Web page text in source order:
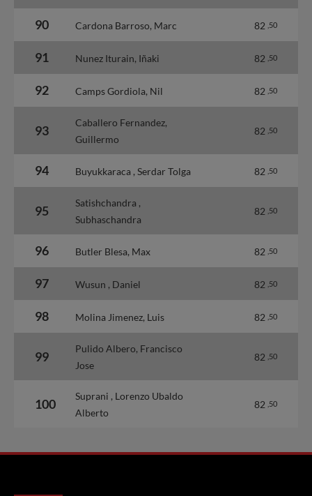
90 Cardona Barroso, Marc 82 ,50
91 Nunez Iturain, Iñaki 82 ,50
92 Camps Gordiola, Nil 82 ,50
93
Caballero Fernandez,
Guillermo
82 ,50
94 Buyukkaraca , Serdar Tolga 82 ,50
95
Satishchandra ,
Subhaschandra
82 ,50
96 Butler Blesa, Max 82 ,50
97 Wusun , Daniel 82 ,50
98 Molina Jimenez, Luis 82 ,50
99
Pulido Albero, Francisco
Jose
82 ,50
100
Suprani , Lorenzo Ubaldo
Alberto
82 ,50